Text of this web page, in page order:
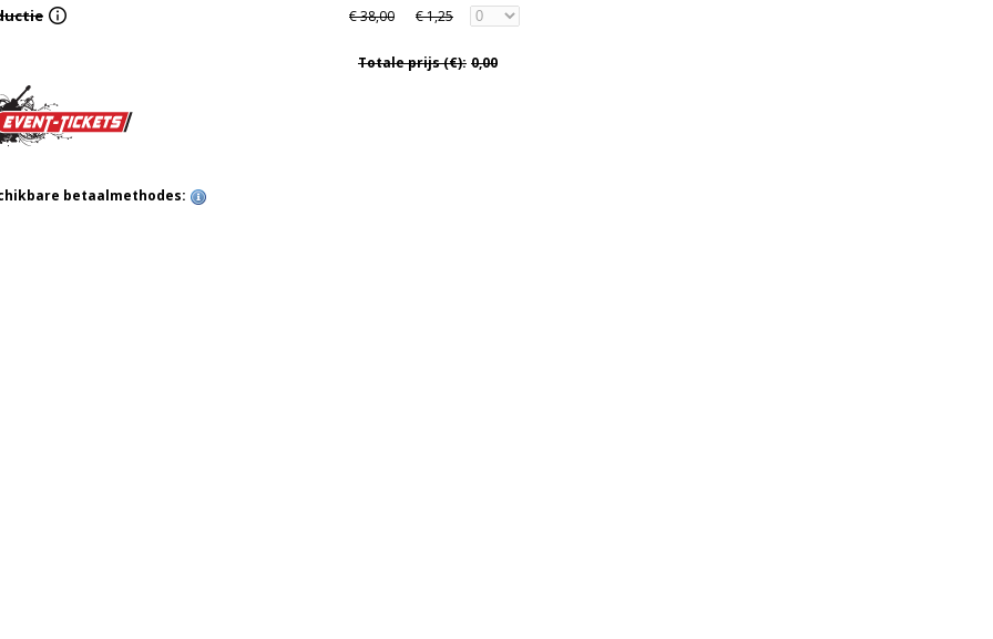
€ 38,00 € 1,25
Totale prijs (€): 0,00
betaalmethodes: